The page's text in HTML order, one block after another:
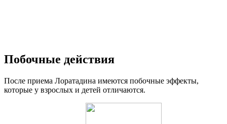
Побочные действия
После приема Лоратадина имеются побочные эффекты,
которые у взрослых и детей отличаются.